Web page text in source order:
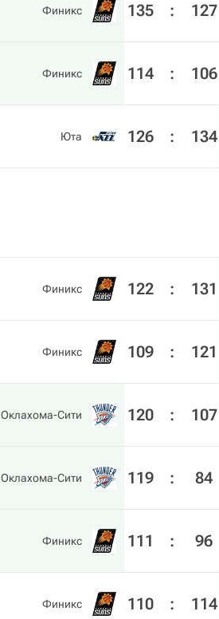
Финикс 135 : 127
Финикс 114 : 106
Юта 126 : 134
Финикс 122 : 131
Финикс 109 : 121
Оклахома-Сити 120 : 107
Оклахома-Сити 119 : 84
Финикс 111 : 96
Финикс 110 : 114